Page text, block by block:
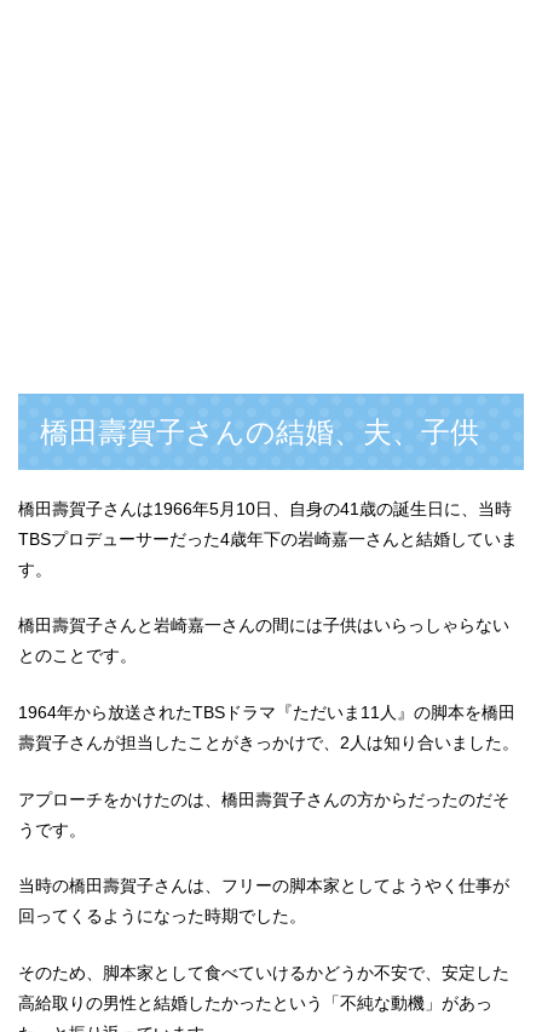
橋田壽賀子さんの結婚、夫、子供
橋田壽賀子さんは1966年5月10日、自身の41歳の誕生日に、当時
TBSプロデューサーだった4歳年下の岩崎嘉一さんと結婚していま
す。
橋田壽賀子さんと岩崎嘉一さんの間には子供はいらっしゃらない
とのことです。
1964年から放送されたTBSドラマ『ただいま11人』の脚本を橋田
壽賀子さんが担当したことがきっかけで、2人は知り合いました。
アプローチをかけたのは、橋田壽賀子さんの方からだったのだそ
うです。
当時の橋田壽賀子さんは、フリーの脚本家としてようやく仕事が
回ってくるようになった時期でした。
そのため、脚本家として食べていけるかどうか不安で、安定した
高給取りの男性と結婚したかったという「不純な動機」があっ